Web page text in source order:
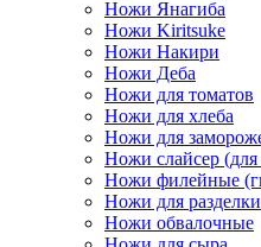
Ножи Янагиба
Ножи Kiritsuke
Ножи Накири
Ножи Деба
Ножи для томатов
Ножи для хлеба
Ножи для
Ножи слайсер (для
Ножи филейные
Ножи для разделки
Ножи обвалочные